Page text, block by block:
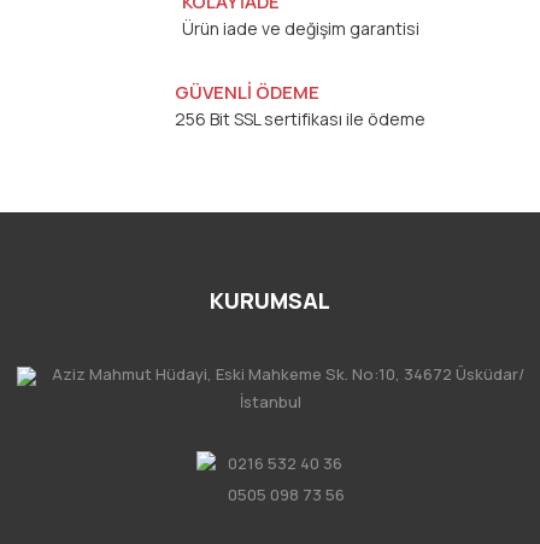
Ürün iade ve değişim garantisi
GÜVENLİ ÖDEME
256 Bit SSL sertifikası ile ödeme
KURUMSAL
Aziz Mahmut Hüdayi, Eski Mahkeme Sk. No:10, 34672 Üsküdar/
İstanbul
0216 532 40 36
0505 098 73 56